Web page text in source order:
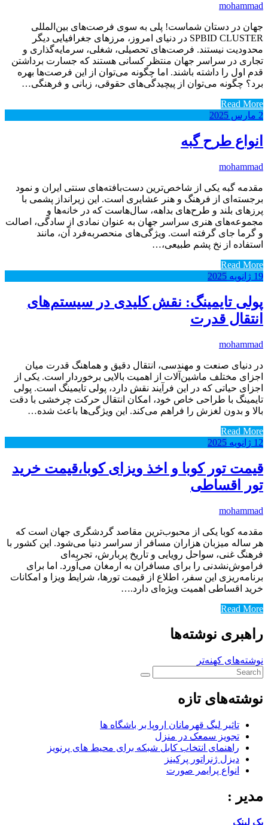
mohammad
جهان در دستان شماست! پلی به سوی فرصت‌های بین‌المللی
SPBID CLUSTER در دنیای امروز، مرزهای جغرافیایی دیگر
محدودیت نیستند. فرصت‌های تحصیلی، شغلی، سرمایه‌گذاری و
تجاری در سراسر جهان منتظر کسانی هستند که جسارت برداشتن
قدم اول را داشته باشند. اما چگونه می‌توان از این فرصت‌ها بهره
برد؟ چگونه می‌توان از پیچیدگی‌های حقوقی، زبانی و فرهنگی…
Read More
2 مارس 2025
انواع طرح گبه
mohammad
مقدمه گبه یکی از شاخص‌ترین دست‌بافته‌های سنتی ایران و نمود
برجسته‌ای از فرهنگ و هنر عشایری است. این زیرانداز پشمی با
پرزهای بلند و طرح‌های بداهه، سال‌هاست که در خانه‌ها و
مجموعه‌های هنری سراسر جهان به عنوان نمادی از سادگی، اصالت
و گرما جای گرفته است. ویژگی‌های منحصربه‌فرد آن، مانند
استفاده از نخ پشم طبیعی،…
Read More
19 ژانویه 2025
پولی تایمینگ: نقش کلیدی در سیستم‌های
انتقال قدرت
mohammad
در دنیای صنعت و مهندسی، انتقال دقیق و هماهنگ قدرت میان
اجزای مختلف ماشین‌آلات از اهمیت بالایی برخوردار است. یکی از
اجزای حیاتی که در این فرآیند نقش دارد، پولی تایمینگ است. پولی
تایمینگ با طراحی خاص خود، امکان انتقال حرکت چرخشی با دقت
بالا و بدون لغزش را فراهم می‌کند. این ویژگی‌ها باعث شده…
Read More
12 ژانویه 2025
قیمت تور کوبا و اخذ ویزای کوبا،قیمت خرید
تور اقساطی
mohammad
مقدمه کوبا یکی از محبوب‌ترین مقاصد گردشگری جهان است که
هر ساله میزبان هزاران مسافر از سراسر دنیا می‌شود. این کشور با
فرهنگ غنی، سواحل رویایی و تاریخ پربارش، تجربه‌ای
فراموش‌نشدنی را برای مسافران به ارمغان می‌آورد. اما برای
برنامه‌ریزی این سفر، اطلاع از قیمت تورها، شرایط ویزا و امکانات
خرید اقساطی اهمیت ویژه‌ای دارد.…
Read More
راهبری نوشته‌ها
نوشته‌های کهنه‌تر
نوشته‌های تازه
تاثیر لیگ قهرمانان اروپا بر باشگاه ها
تجویز سمعک در منزل
راهنمای انتخاب کابل شبکه برای محیط های پرنویز
دیزل ژنراتور پرکینز
انواع پرایمر صورت
مدیر :
بک لینک